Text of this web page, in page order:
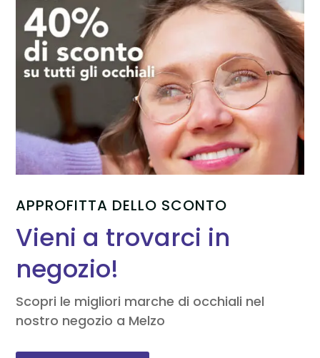
APPROFITTA DELLO SCONTO
Vieni a trovarci in
negozio!
Scopri le migliori marche di occhiali nel
nostro negozio a Melzo